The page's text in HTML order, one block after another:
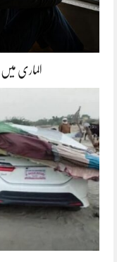
الماری